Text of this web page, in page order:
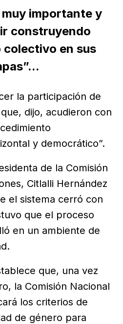
muy importante y
construyendo
en sus
la participación de
dijo, acudieron con
y democrático”.
de la Comisión
Citlalli Hernández
el sistema cerró con
que el proceso
en un ambiente de
que, una vez
la Comisión Nacional
los criterios de
de género para